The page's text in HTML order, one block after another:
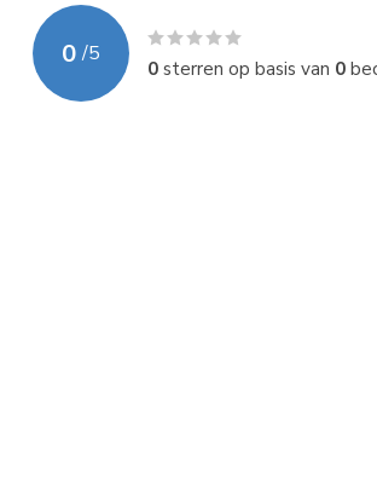
0 /5
0sterren op basis van 0